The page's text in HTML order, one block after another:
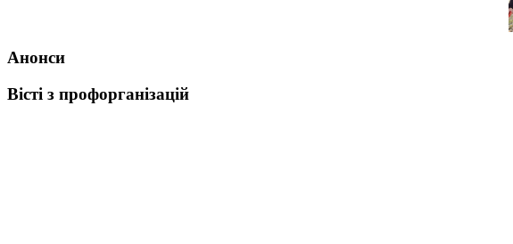
Анонси
Вісті з профорганізацій